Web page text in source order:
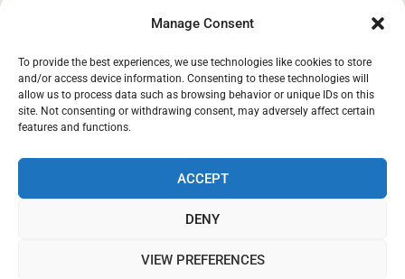
Manage Consent
To provide the best experiences, we use technologies like cookies to store
and/or access device information. Consenting to these technologies will
allow us to process data such as browsing behavior or unique IDs on this
site. Not consenting or withdrawing consent, may adversely affect certain
features and functions.
ACCEPT
DENY
VIEW PREFERENCES
05/02/2026
Κάσιος Κοιν.Σ.Επ 27/03/2025
Κάσιος Κοινωνική Συνεταιριστική Επιχείρηση.
Copyright © 2018-2019